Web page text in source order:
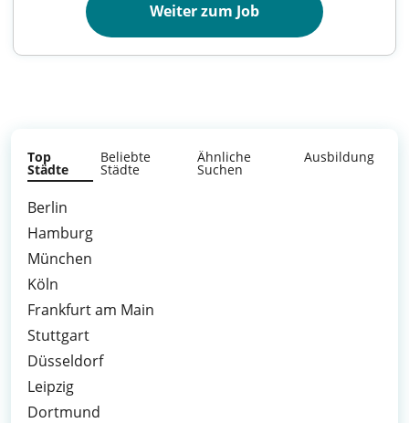
Weiter zum Job
Top
Städte
Beliebte
Städte
Ähnliche
Suchen
Ausbildung
Berlin
Hamburg
München
Köln
Frankfurt am Main
Stuttgart
Düsseldorf
Leipzig
Dortmund